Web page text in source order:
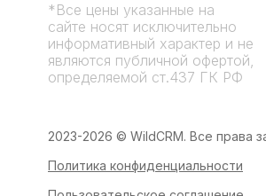
Политика конфиденциальности
2023-2026 © WildCRM. Все права
*Все цены указанные на
сайте носят исключительно
информативный характер и не
являются публичной офертой,
определяемой ст.437 ГК РФ